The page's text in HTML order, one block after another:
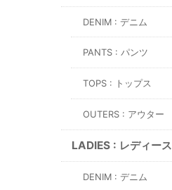
DENIM : デニム
PANTS : パンツ
TOPS : トップス
OUTERS : アウター
LADIES : レディース
DENIM : デニム